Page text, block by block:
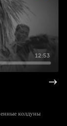
12:53
колдуны